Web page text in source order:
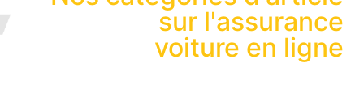
sur l'assurance
voiture en ligne